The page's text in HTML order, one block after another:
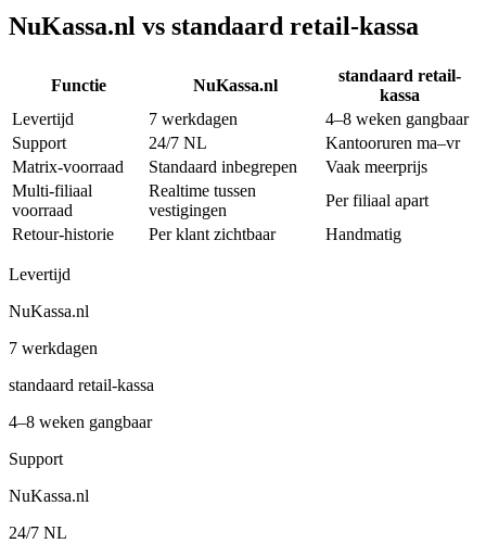
NuKassa.nl vs standaard retail-kassa
Functie NuKassa.nl
standaard retail-
kassa
Levertijd
7 werkdagen
4–8 weken gangbaar
Support
24/7 NL
Kantooruren ma–vr
Matrix-voorraad
Standaard inbegrepen
Vaak meerprijs
Multi-filiaal
voorraad
Realtime tussen
vestigingen
Per filiaal apart
Retour-historie
Per klant zichtbaar Handmatig
Levertijd
NuKassa.nl
7 werkdagen
standaard retail-kassa
4–8 weken gangbaar
Support
NuKassa.nl
24/7 NL